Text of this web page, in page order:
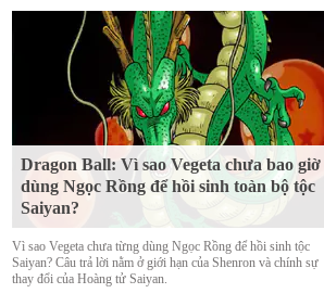
Dragon Ball: Vì sao Vegeta chưa bao giờ
dùng Ngọc Rồng để hồi sinh toàn bộ tộc
Saiyan?
Vì sao Vegeta chưa từng dùng Ngọc Rồng để hồi sinh tộc
Saiyan? Câu trả lời nằm ở giới hạn của Shenron và chính sự
thay đổi của Hoàng tử Saiyan.